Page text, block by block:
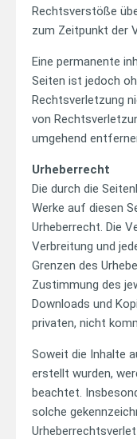
Rechtsverstöße
zum Zeitpunkt der
Eine permanente
Seiten ist jedoch
Rechtsverletzung
von
umgehend
Urheberrecht
Die durch die
Werke auf diesen
Urheberrecht. Die
Verbreitung und
Grenzen des
Zustimmung des
Downloads und
privaten, nicht
Soweit die Inhalte
erstellt wurden,
beachtet.
solche